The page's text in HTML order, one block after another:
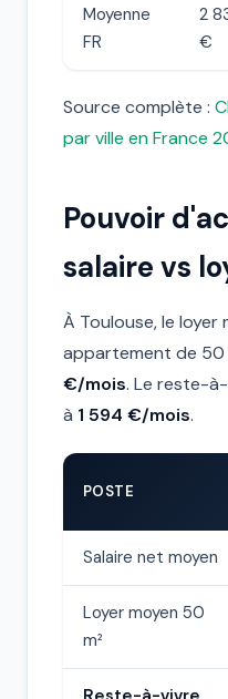
Moyenne
FR
2
€
Source complète :
par ville en France
Pouvoir
salaire vs
À Toulouse, le loyer
appartement de 50
€/mois. Le reste-
à 1 594 €/mois.
POSTE
Salaire net moyen
Loyer moyen 50
m²